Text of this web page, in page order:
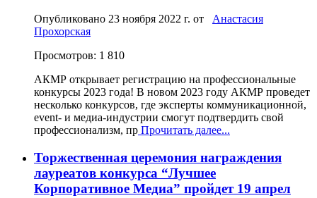
Опубликовано 23 ноября 2022 г. от Анастасия
Прохорская
Просмотров: 1 810
АКМР открывает регистрацию на профессиональные
конкурсы 2023 года! В новом 2023 году АКМР проведет
несколько конкурсов, где эксперты коммуникационной,
event- и медиа-индустрии смогут подтвердить свой
профессионализм, пр Прочитать далее...
Торжественная церемония награждения
лауреатов конкурса “Лучшее
Корпоративное Медиа” пройдет 19 апрел